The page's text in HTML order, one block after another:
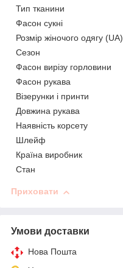
Тип тканини
Фасон сукні
Розмір жіночого одягу (UA)
Сезон
Фасон вирізу горловини
Фасон рукава
Візерунки і принти
Довжина рукава
Наявність корсету
Шлейф
Країна виробник
Стан
Приховати
Умови доставки
Нова Пошта